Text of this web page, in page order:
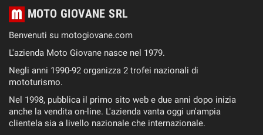
MOTO GIOVANE SRL
Benvenuti su motogiovane.com
L'azienda Moto Giovane nasce nel 1979.
Negli anni 1990-92 organizza 2 trofei nazionali di
mototurismo.
Nel 1998, pubblica il primo sito web e due anni dopo inizia
anche la vendita on-line. L'azienda vanta oggi un'ampia
clientela sia a livello nazionale che internazionale.